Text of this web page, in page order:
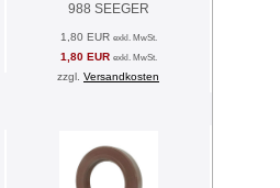
988 SEEGER
1,80 EUR exkl. MwSt.
1,80 EUR exkl. MwSt.
zzgl. Versandkosten